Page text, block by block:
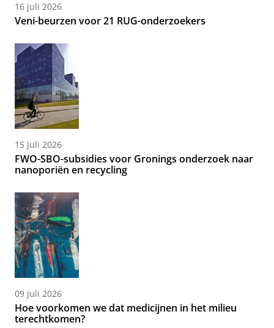
16 juli 2026
Veni-beurzen voor 21 RUG-onderzoekers
15 juli 2026
FWO-SBO-subsidies voor Gronings onderzoek naar
nanoporiën en recycling
09 juli 2026
Hoe voorkomen we dat medicijnen in het milieu
terechtkomen?